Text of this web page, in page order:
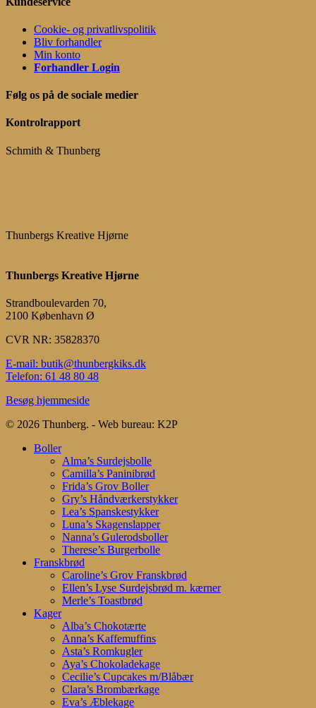
Cookie- og privatlivspolitik
Bliv forhandler
Min konto
Forhandler Login
Følg os på de sociale medier
Kontrolrapport
Schmith & Thunberg
Thunbergs Kreative Hjørne
Thunbergs Kreative Hjørne
Strandboulevarden 70,
2100 København Ø
CVR NR: 35828370
E-mail: butik@thunbergkiks.dk
Telefon: 61 48 80 48
Besøg hjemmeside
© 2026 Thunberg. - Web bureau: K2P
Close
Boller
Alma’s Surdejsbolle
Camilla’s Paninibrød
Frida’s Grov Boller
Gry’s Håndværkerstykker
Lea’s Spanskestykker
Luna’s Skagenslapper
Nanna’s Gulerodsboller
Therese’s Burgerbolle
Franskbrød
Caroline’s Grov Franskbrød
Ellen’s Lyse Surdejsbrød m. kærner
Merle’s Toastbrød
Kager
Alba’s Chokotærte
Anna’s Kaffemuffins
Asta’s Romkugler
Aya’s Chokoladekage
Cecilie’s Cupcakes m/Blåbær
Clara’s Brombærkage
Eva’s Æblekage